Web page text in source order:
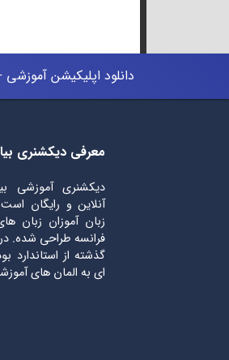
دانلود اپلیکیشن
معرفی دیکشنری
دیکشنری آموزشی
آنلاین و رایگان
زبان آموزان زبان
فرانسه طراحی شده.
گذشته از استاندارد
ای به المان های